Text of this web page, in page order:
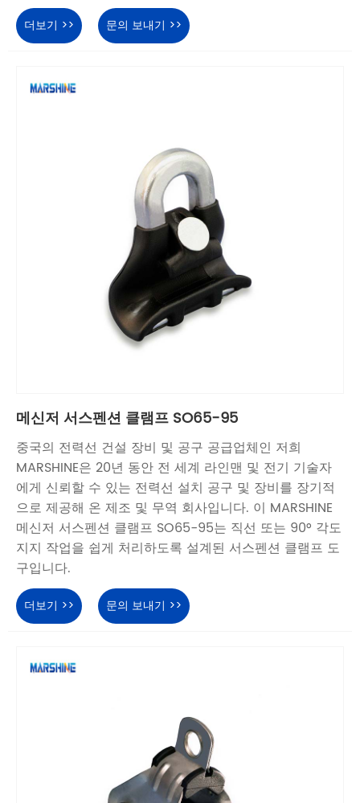
더보기 >> 문의 보내기 >>
메신저 서스펜션 클램프 SO65-95
중국의 전력선 건설 장비 및 공구 공급업체인 저희
MARSHINE은 20년 동안 전 세계 라인맨 및 전기 기술자
에게 신뢰할 수 있는 전력선 설치 공구 및 장비를 장기적
으로 제공해 온 제조 및 무역 회사입니다. 이 MARSHINE
메신저 서스펜션 클램프 SO65-95는 직선 또는 90° 각도
지지 작업을 쉽게 처리하도록 설계된 서스펜션 클램프 도
구입니다.
더보기 >> 문의 보내기 >>